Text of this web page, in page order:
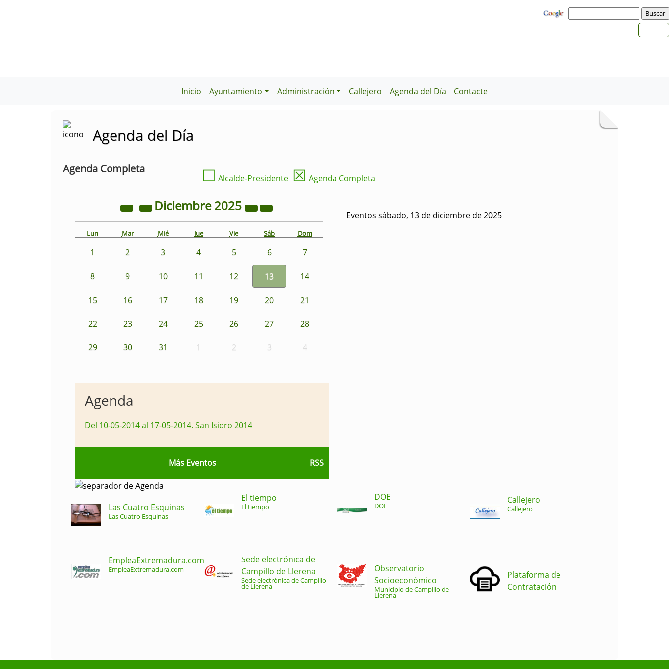
Inicio Ayuntamiento Administración Callejero Agenda del Día Contacte
Agenda del Día
Agenda Completa ☐ Alcalde-Presidente ☒ Agenda Completa
Diciembre2025
Lun Mar Mié Jue Vie Sáb Dom
1 2 3 4 5 6 7
8 9 10 11 12 13 14
15 16 17 18 19 20 21
22 23 24 25 26 27 28
29 30 31 1 2 3 4
Eventos sábado, 13 de diciembre de 2025
Agenda
Del 10-05-2014 al 17-05-2014. San Isidro 2014
Más Eventos RSS
Las Cuatro Esquinas
Las Cuatro Esquinas
El tiempo
El tiempo
DOE
DOE
Callejero
Callejero
EmpleaExtremadura.com
EmpleaExtremadura.com
Sede electrónica de
Campillo de Llerena
Sede electrónica de Campillo
de Llerena
Observatorio
Socioeconómico
Municipio de Campillo de
Llerena
Plataforma de
Contratación